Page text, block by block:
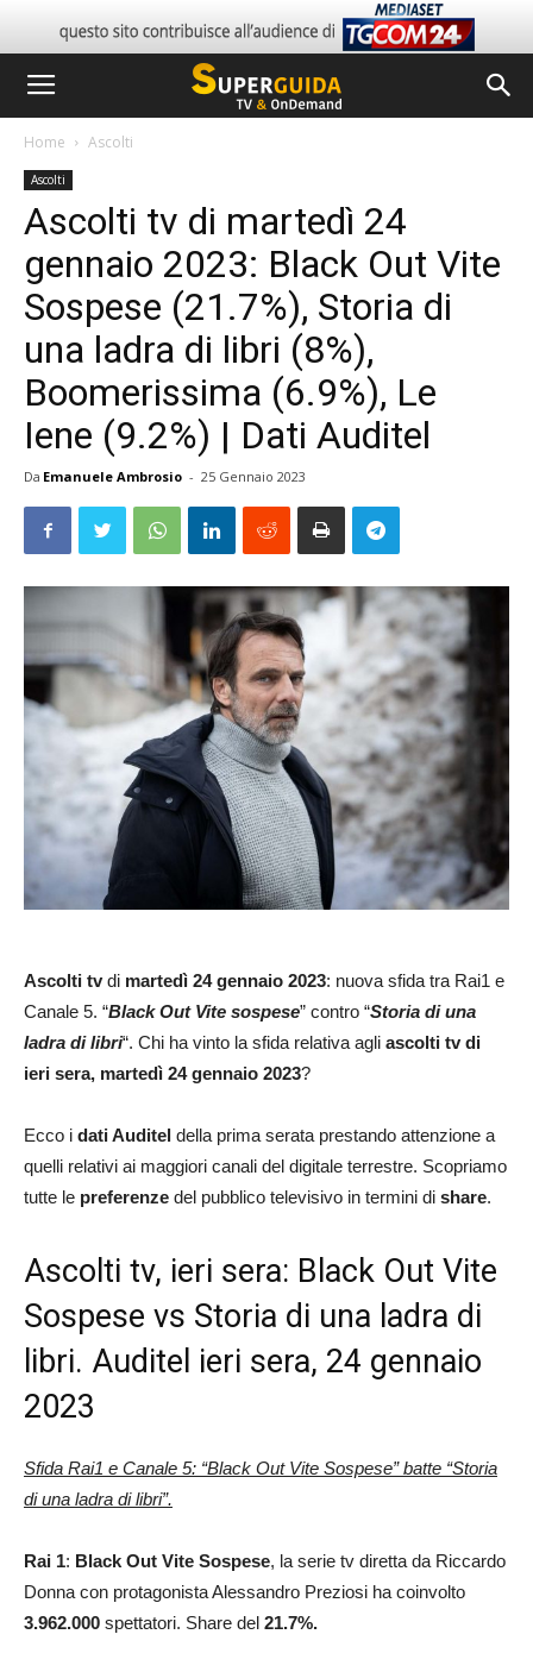
Home Ascolti
Ascolti
Ascolti tv di martedì 24
gennaio 2023: Black Out Vite
Sospese (21.7%), Storia di
una ladra di libri (8%),
Boomerissima (6.9%), Le
Iene (9.2%) | Dati Auditel
Da Emanuele Ambrosio - 25 Gennaio 2023
Ascolti tvdi martedì 24 gennaio 2023: nuova sfida tra Rai1 e
Canale 5. “Black Out Vite sospese” contro “Storia di una
ladra di libri“. Chi ha vinto la sfida relativa agli ascolti tv di
ieri sera, martedì 24 gennaio 2023?
Ecco i dati Auditel della prima serata prestando attenzione a
quelli relativi ai maggiori canali del digitale terrestre. Scopriamo
tutte le preferenze del pubblico televisivo in termini di share.
Ascolti tv, ieri sera: Black Out Vite
Sospese vs Storia di una ladra di
libri. Auditel ieri sera, 24 gennaio
2023
Sfida Rai1 e Canale 5: “Black Out Vite Sospese” batte “Storia
di una ladra di libri”.
Rai 1: Black Out Vite Sospese, la serie tv diretta da Riccardo
Donna con protagonista Alessandro Preziosi ha coinvolto
3.962.000 spettatori. Share del 21.7%.